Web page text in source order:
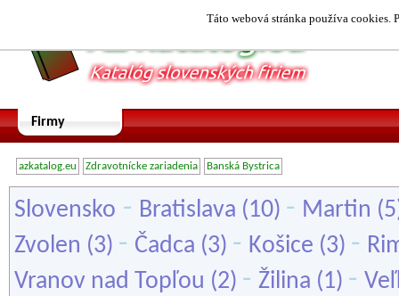
Táto webová stránka používa cookies.
Firmy
azkatalog.eu Zdravotnícke zariadenia Banská Bystrica
Slovensko - Bratislava (10) - Martin
Zvolen (3) - Čadca (3) - Košice (3) -
Vranov nad Topľou (2) - Žilina (1) -